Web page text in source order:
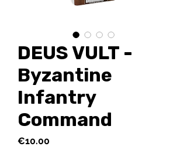
DEUS VULT -
Byzantine
Infantry
Command
€10.00